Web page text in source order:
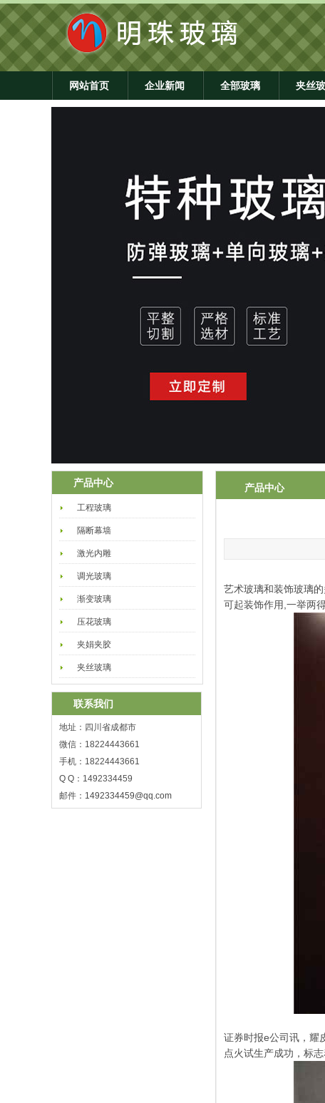
网站首页 企业新闻 全部玻璃 夹丝
产品中心
工程玻璃
隔断幕墙
激光内雕
调光玻璃
渐变玻璃
压花玻璃
夹娟夹胶
夹丝玻璃
联系我们
地址：四川省成都市
微信：18224443661
手机：18224443661
Q Q：1492334459
邮件： 1492334459@qq.com
产品中心
艺术玻璃和装饰玻璃
可起装饰作用,一举两得
证券时报e公司讯，耀
点火试生产成功，标